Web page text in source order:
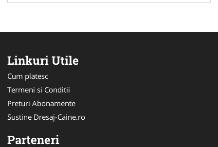
Linkuri Utile
Cum platesc
Termeni si Conditii
Preturi Abonamente
Sustine Dresaj-Caine.ro
Parteneri